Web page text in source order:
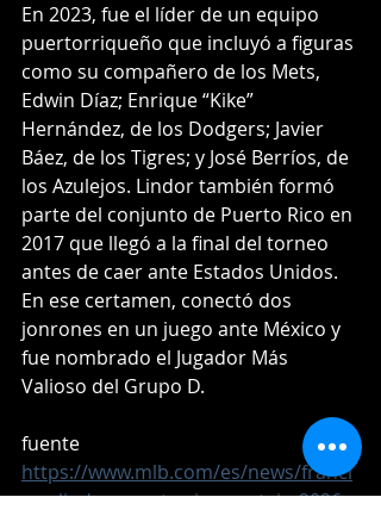
En 2023, fue el líder de un equipo
puertorriqueño que incluyó a figuras
como su compañero de los Mets,
Edwin Díaz; Enrique “Kike”
Hernández, de los Dodgers; Javier
Báez, de los Tigres; y José Berríos, de
los Azulejos. Lindor también formó
parte del conjunto de Puerto Rico en
2017 que llegó a la final del torneo
antes de caer ante Estados Unidos.
En ese certamen, conectó dos
jonrones en un juego ante México y
fue nombrado el Jugador Más
Valioso del Grupo D.
fuente
https://www.mlb.com/es/news/franci
sco-lindor-puerto-rico-captain-2026-